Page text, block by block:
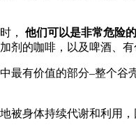
， 他们可以是非常危险
的咖啡，以及啤酒、有
最有价值的部分–整个谷
被身体持续代谢和利用